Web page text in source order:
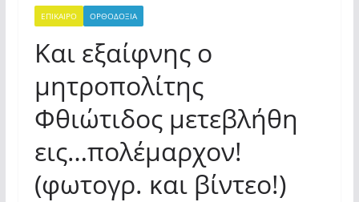
είναι το Κίνημα της Μ.Καρυστιανού και όχι
το διεφθαρμένο σύστημα εξουσίας»
ΕΠΙΚΑΙΡΟ ΟΡΘΟΔΟΞΙΑ
Και εξαίφνης ο
μητροπολίτης
Φθιώτιδος μετεβλήθη
εις…πολέμαρχον!
(φωτογρ. και βίντεο!)